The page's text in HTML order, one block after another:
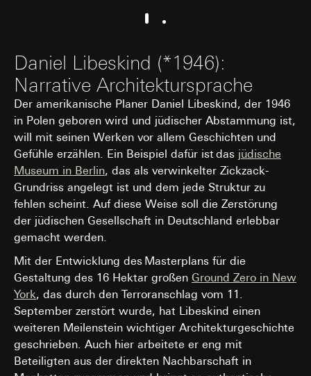
Daniel Libeskind (*1946):
Narrative Architektursprache
Der amerikanische Planer Daniel Libeskind, der 1946
in Polen geboren wird und jüdischer Abstammung ist,
will mit seinen Werken vor allem Geschichten und
Gefühle erzählen. Ein Beispiel dafür ist das jüdische
Museum in Berlin, das als verwinkelter Zickzack-
Grundriss angelegt ist und dem jede Struktur zu
fehlen scheint. Auf diese Weise soll die Zerstörung
der jüdischen Gesellschaft in Deutschland erlebbar
gemacht werden.
Mit der Entwicklung des Masterplans für die
Gestaltung des 16 Hektar großen Ground Zero in New
York, das durch den Terroranschlag vom 11.
September zerstört wurde, hat Libeskind einen
weiteren Meilenstein wichtiger Architekturgeschichte
geschrieben. Auch hier arbeitete er eng mit
Beteiligten aus der direkten Nachbarschaft in